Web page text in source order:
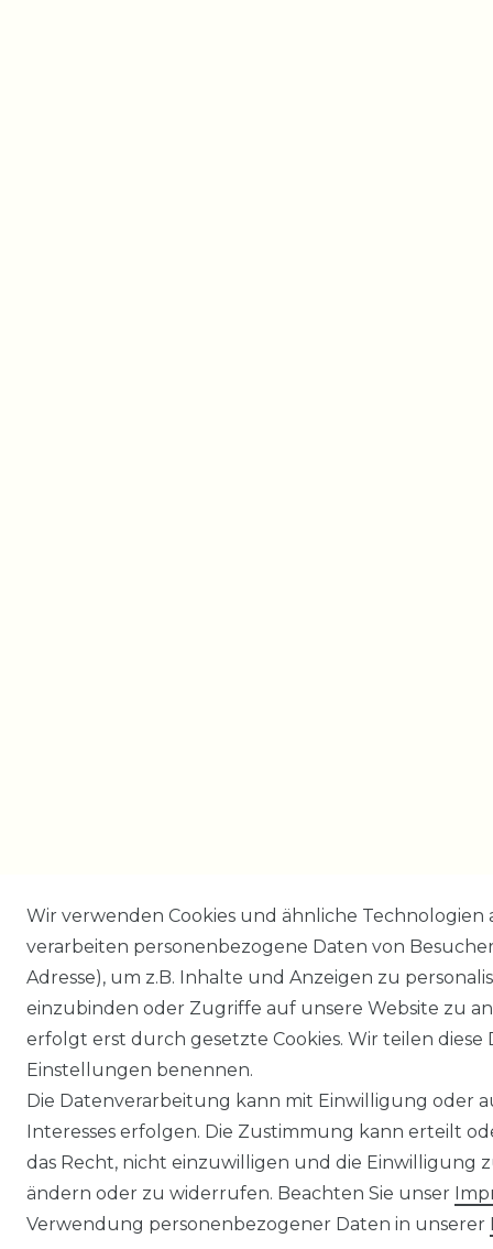
Wir verwenden Cookies und ähnliche
verarbeiten personenbezogene Daten von
Adresse), um z.B. Inhalte und Anzeigen zu
einzubinden oder Zugriffe auf unsere Website zu
erfolgt erst durch gesetzte Cookies. Wir teilen
Einstellungen benennen.
Die Datenverarbeitung kann mit Einwilligung oder
Interesses erfolgen. Die Zustimmung kann erteilt
das Recht, nicht einzuwilligen und die Einwilligung
ändern oder zu widerrufen. Beachten Sie unser
Verwendung personenbezogener Daten in unserer